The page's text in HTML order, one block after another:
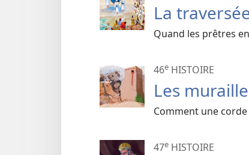
La
Quand les prêtres
46e HISTOIRE
Les
Comment une
47e HISTOIRE